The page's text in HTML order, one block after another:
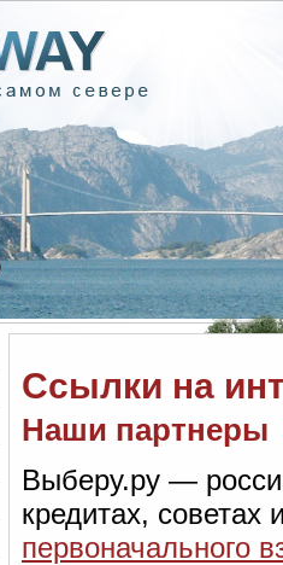
Ссылки на
Наши партнеры
Выберу.ру —
кредитах,
первоначального